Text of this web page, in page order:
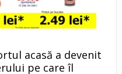
acasă a devenit
pe care îl